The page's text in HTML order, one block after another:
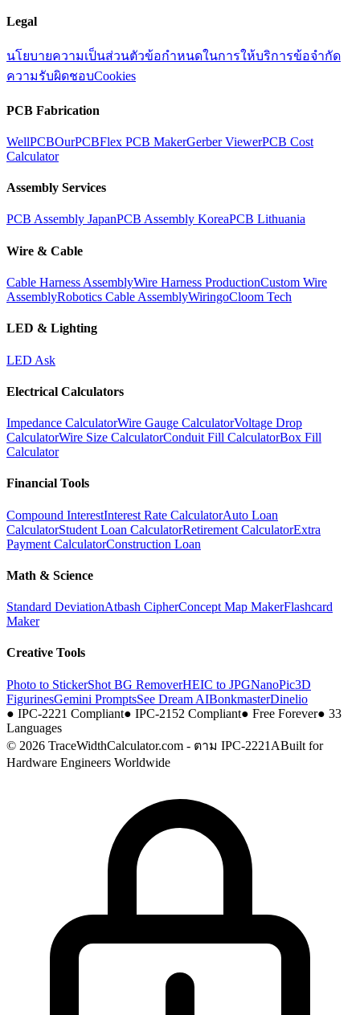
Legal
นโยบายความเป็นส่วนตัวข้อกำหนดในการให้บริการข้อจำกัด
ความรับผิดชอบCookies
PCB Fabrication
WellPCBOurPCBFlex PCB MakerGerber ViewerPCB Cost
Calculator
Assembly Services
PCB Assembly JapanPCB Assembly KoreaPCB Lithuania
Wire & Cable
Cable Harness AssemblyWire Harness ProductionCustom Wire
AssemblyRobotics Cable AssemblyWiringoCloom Tech
LED & Lighting
LED Ask
Electrical Calculators
Impedance CalculatorWire Gauge CalculatorVoltage Drop
CalculatorWire Size CalculatorConduit Fill CalculatorBox Fill
Calculator
Financial Tools
Compound InterestInterest Rate CalculatorAuto Loan
CalculatorStudent Loan CalculatorRetirement CalculatorExtra
Payment CalculatorConstruction Loan
Math & Science
Standard DeviationAtbash CipherConcept Map MakerFlashcard
Maker
Creative Tools
Photo to StickerShot BG RemoverHEIC to JPGNanoPic3D
FigurinesGemini PromptsSee Dream AIBonkmasterDinelio
● IPC-2221 Compliant● IPC-2152 Compliant● Free Forever● 33
Languages
© 2026 TraceWidthCalculator.com - ตาม IPC-2221ABuilt for
Hardware Engineers Worldwide